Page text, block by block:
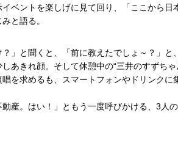
ベントを楽しげに見て回り、「ここから日
と語る。
」と聞くと、「前に教えたでしょ～？」と
あきれ顔。そして休憩中の“三井のすずちゃ
を求めるも、スマートフォンやドリンクに
産。はい！」ともう一度呼びかける、3人